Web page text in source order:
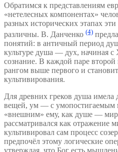
Обратимся к представлениям
«нетелесных компонентах»
разных исторических этапах
различны. В. Данченко (4)
понятий: в античный период
культуре душа — дух, начиная
сознание. В каждой паре второй
рангом выше первого и
культивирования.
Для древних греков душа
вещей, ум — с умопостигаемым
«внешним» ему, как душе —
рассматривался как отражение
культивировал сам процесс
предпочёл этому логические